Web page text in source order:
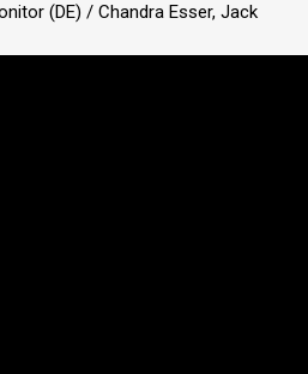
(DE) / Chandra Esser, Jack